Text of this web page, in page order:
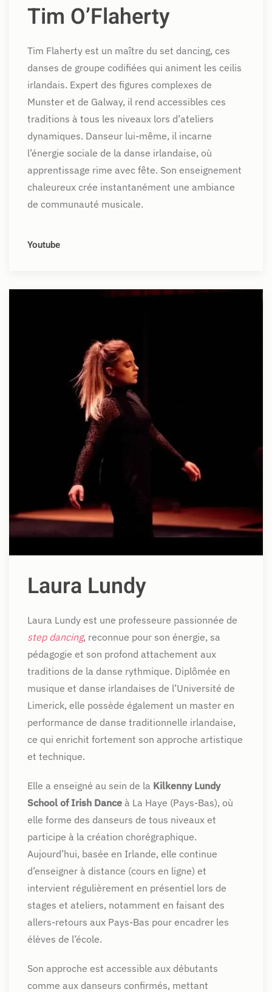
Tim O’Flaherty
Tim Flaherty est un maître du set dancing, ces
danses de groupe codifiées qui animent les ceilis
irlandais. Expert des figures complexes de
Munster et de Galway, il rend accessibles ces
traditions à tous les niveaux lors d’ateliers
dynamiques. Danseur lui-même, il incarne
l’énergie sociale de la danse irlandaise, où
apprentissage rime avec fête. Son enseignement
chaleureux crée instantanément une ambiance
de communauté musicale.
Youtube
Laura Lundy
Laura Lundy est une professeure passionnée de
step dancing, reconnue pour son énergie, sa
pédagogie et son profond attachement aux
traditions de la danse rythmique. Diplômée en
musique et danse irlandaises de l’Université de
Limerick, elle possède également un master en
performance de danse traditionnelle irlandaise,
ce qui enrichit fortement son approche artistique
et technique.
Elle a enseigné au sein de la Kilkenny Lundy
School of Irish Dance à La Haye (Pays-Bas), où
elle forme des danseurs de tous niveaux et
participe à la création chorégraphique.
Aujourd’hui, basée en Irlande, elle continue
d’enseigner à distance (cours en ligne) et
intervient régulièrement en présentiel lors de
stages et ateliers, notamment en faisant des
allers-retours aux Pays-Bas pour encadrer les
élèves de l’école.
Son approche est accessible aux débutants
comme aux danseurs confirmés, mettant